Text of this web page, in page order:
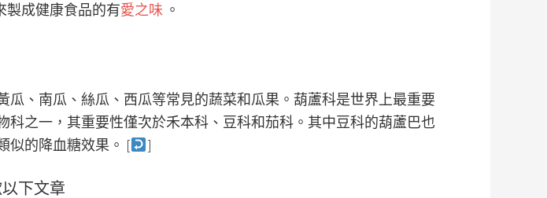
製成健康食品的有愛之味 。
瓜、南瓜、絲瓜、西瓜等常見的蔬菜和瓜果。葫蘆科是世界上最重要
科之一，其重要性僅次於禾本科、豆科和茄科。其中豆科的葫蘆巴也
似的降血糖效果。 [
]
下文章